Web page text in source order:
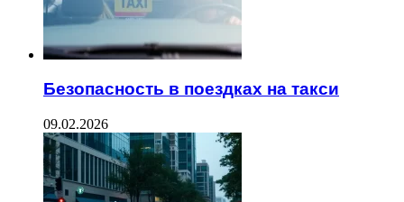
Безопасность в поездках на такси
09.02.2026